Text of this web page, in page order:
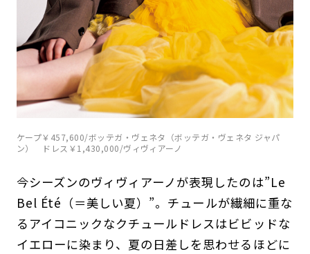
ケープ￥457,600/ボッテガ・ヴェネタ（ボッテガ・ヴェネタ ジャパ
ン） ドレス￥1,430,000/ヴィヴィアーノ
今シーズンのヴィヴィアーノが表現したのは”Le
Bel Été（＝美しい夏）”。チュールが繊細に重な
るアイコニックなクチュールドレスはビビッドな
イエローに染まり、夏の日差しを思わせるほどに